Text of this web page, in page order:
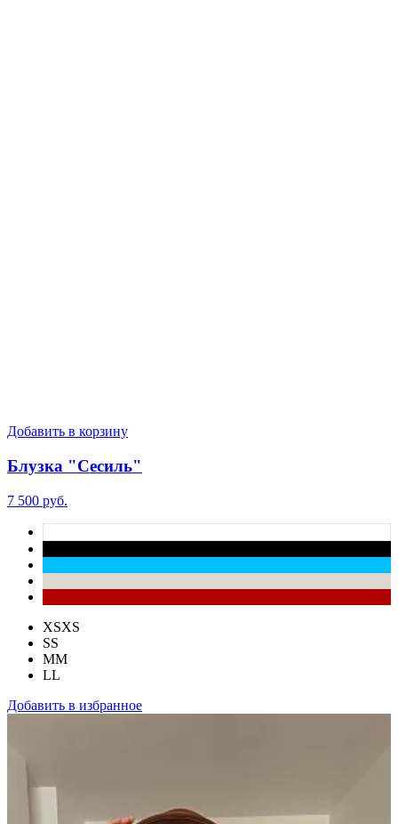
Добавить в корзину
Блузка "Сесиль"
7 500 руб.
XSXS
SS
MM
LL
Добавить в избранное